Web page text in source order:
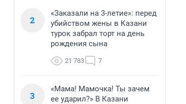
2
«Заказали на 3-летие»: перед
убийством жены в Казани
турок забрал торт на день
рождения сына
21 783 7
3
«Мама! Мамочка! Ты зачем
ее ударил?» В Казани